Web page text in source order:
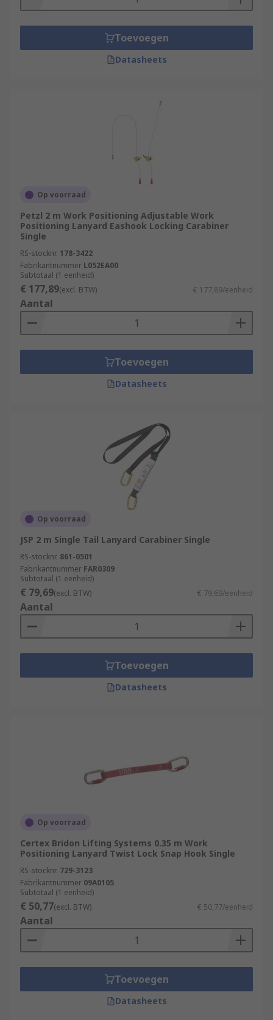
Toevoegen
Datasheets
Op voorraad
Petzl 2 m Work Positioning Adjustable Work
Positioning Lanyard Eashook Locking Carabiner
Single
RS-stocknr. 178-3422
Fabrikantnummer L052EA00
Subtotaal (1 eenheid)
€ 177,89(excl. BTW) € 177,89/eenheid
Aantal
Toevoegen
Datasheets
Op voorraad
JSP 2 m Single Tail Lanyard Carabiner Single
RS-stocknr. 861-0501
Fabrikantnummer FAR0309
Subtotaal (1 eenheid)
€ 79,69(excl. BTW) € 79,69/eenheid
Aantal
Toevoegen
Datasheets
Op voorraad
Certex Bridon Lifting Systems 0.35 m Work
Positioning Lanyard Twist Lock Snap Hook Single
RS-stocknr. 729-3123
Fabrikantnummer 09A0105
Subtotaal (1 eenheid)
€ 50,77(excl. BTW) € 50,77/eenheid
Aantal
Toevoegen
Datasheets